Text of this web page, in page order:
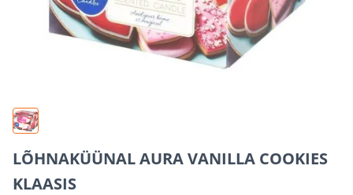
LÕHNAKÜÜNAL AURA VANILLA COOKIES
KLAASIS